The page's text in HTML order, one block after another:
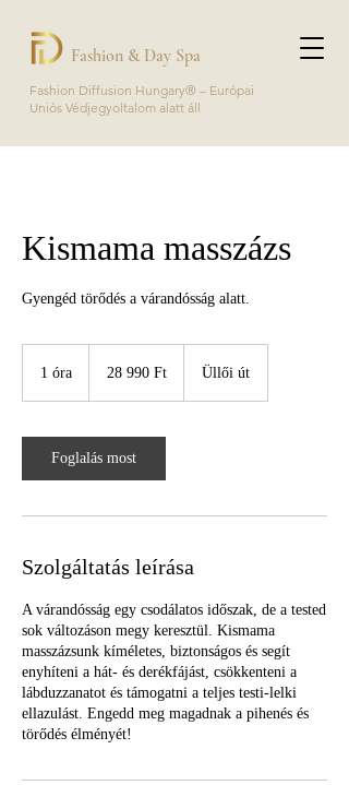
Fashion Diffusion Hungary® – Európai
Uniós Védjegyoltalom alatt áll
Fashion & Day Spa
Kismama masszázs
Gyengéd törődés a várandósság alatt.
1 óra
forint28 990 Ft Üllői út
Foglalás most
Szolgáltatás leírása
A várandósság egy csodálatos időszak, de a tested
sok változáson megy keresztül. Kismama
masszázsunk kíméletes, biztonságos és segít
enyhíteni a hát- és derékfájást, csökkenteni a
lábduzzanatot és támogatni a teljes testi-lelki
ellazulást. Engedd meg magadnak a pihenés és
törődés élményét!